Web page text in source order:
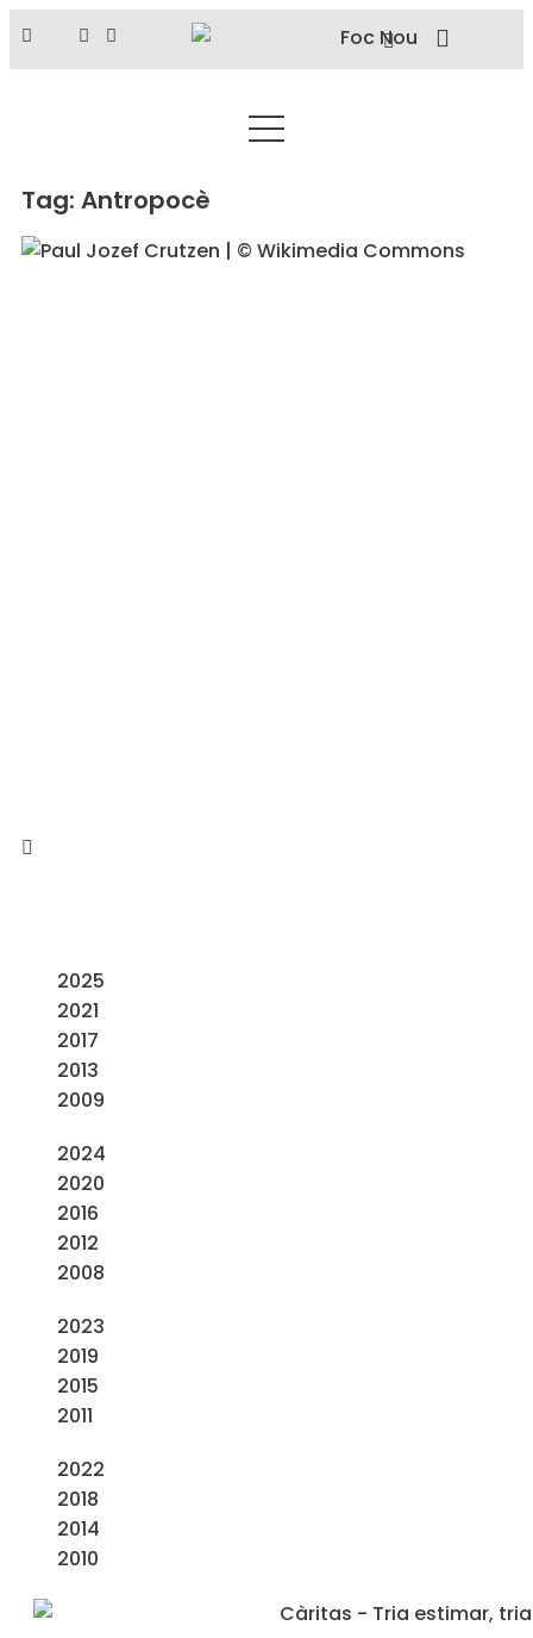
Tag: Antropocè
2025
2021
2017
2013
2009
2024
2020
2016
2012
2008
2023
2019
2015
2011
2022
2018
2014
2010